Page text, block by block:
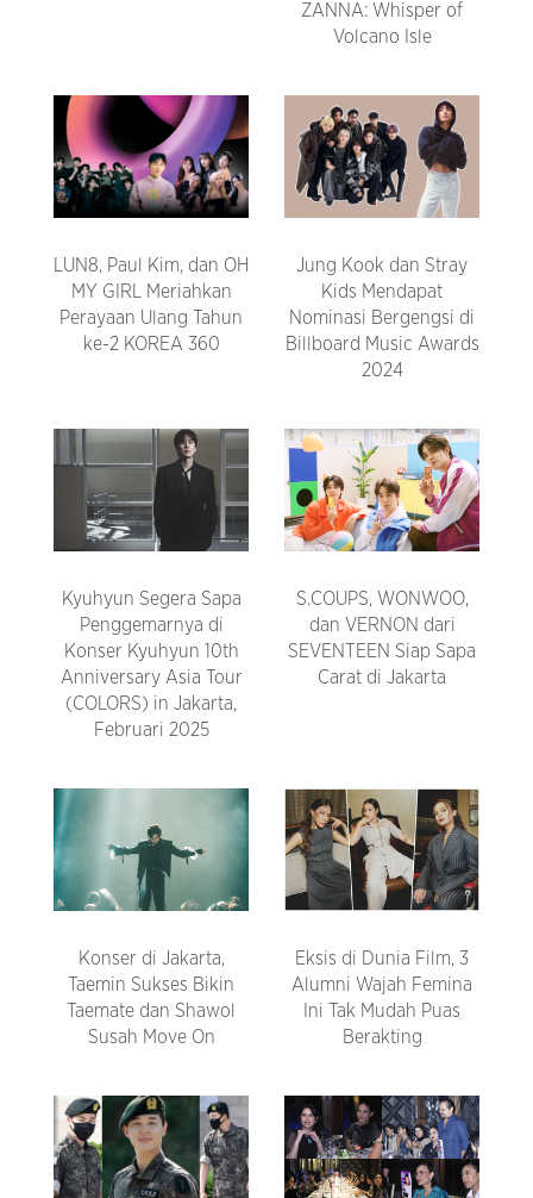
ZANNA: Whisper of
Volcano Isle
LUN8, Paul Kim, dan OH
MY GIRL Meriahkan
Perayaan Ulang Tahun
ke-2 KOREA 360
Jung Kook dan Stray
Kids Mendapat
Nominasi Bergengsi di
Billboard Music Awards
2024
Kyuhyun Segera Sapa
Penggemarnya di
Konser Kyuhyun 10th
Anniversary Asia Tour
(COLORS) in Jakarta,
Februari 2025
S.COUPS, WONWOO,
dan VERNON dari
SEVENTEEN Siap Sapa
Carat di Jakarta
Konser di Jakarta,
Taemin Sukses Bikin
Taemate dan Shawol
Susah Move On
Eksis di Dunia Film, 3
Alumni Wajah Femina
Ini Tak Mudah Puas
Berakting